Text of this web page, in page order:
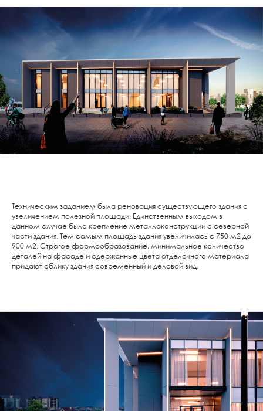
Техническим заданием была реновация существующего здания с
увеличением полезной площади. Единственным выходом в
данном случае было крепление металлоконструкции с северной
части здания. Тем самым площадь здания увеличилась с 750 м2 до
900 м2. Строгое формообразование, минимальное количество
деталей на фасаде и сдержанные цвета отделочного материала
придают облику здания современный и деловой вид.